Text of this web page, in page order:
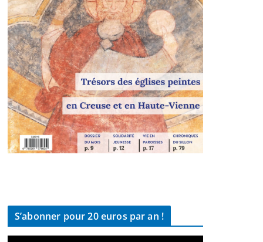
S’abonner pour 20 euros par an !